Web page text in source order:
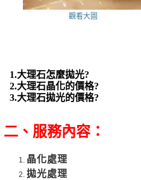
觀看大圖
1.大理石怎麼拋光?
2.大理石晶化的價格?
3.大理石拋光的價格?
二、 服務內容：
晶化處理
拋光處理